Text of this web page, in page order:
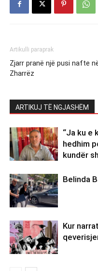
Artikulli paraprak
Zjarr pranë një pusi nafte
Zharrëz
ARTIKUJ TË NGJASHËM
“Ja ku e
hedhim
kundër
Belinda
Kur